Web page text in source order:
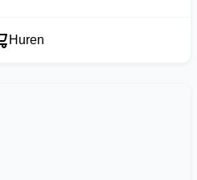
Huren